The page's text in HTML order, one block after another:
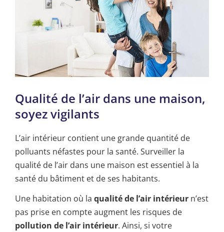
Qualité de l’air dans une maison,
soyez vigilants
L’air intérieur contient une grande quantité de
polluants néfastes pour la santé. Surveiller la
qualité de l’air dans une maison est essentiel à la
santé du bâtiment et de ses habitants.
Une habitation où la qualité de l’air intérieur n’est
pas prise en compte augment les risques de
pollution de l’air intérieur. Ainsi, si votre